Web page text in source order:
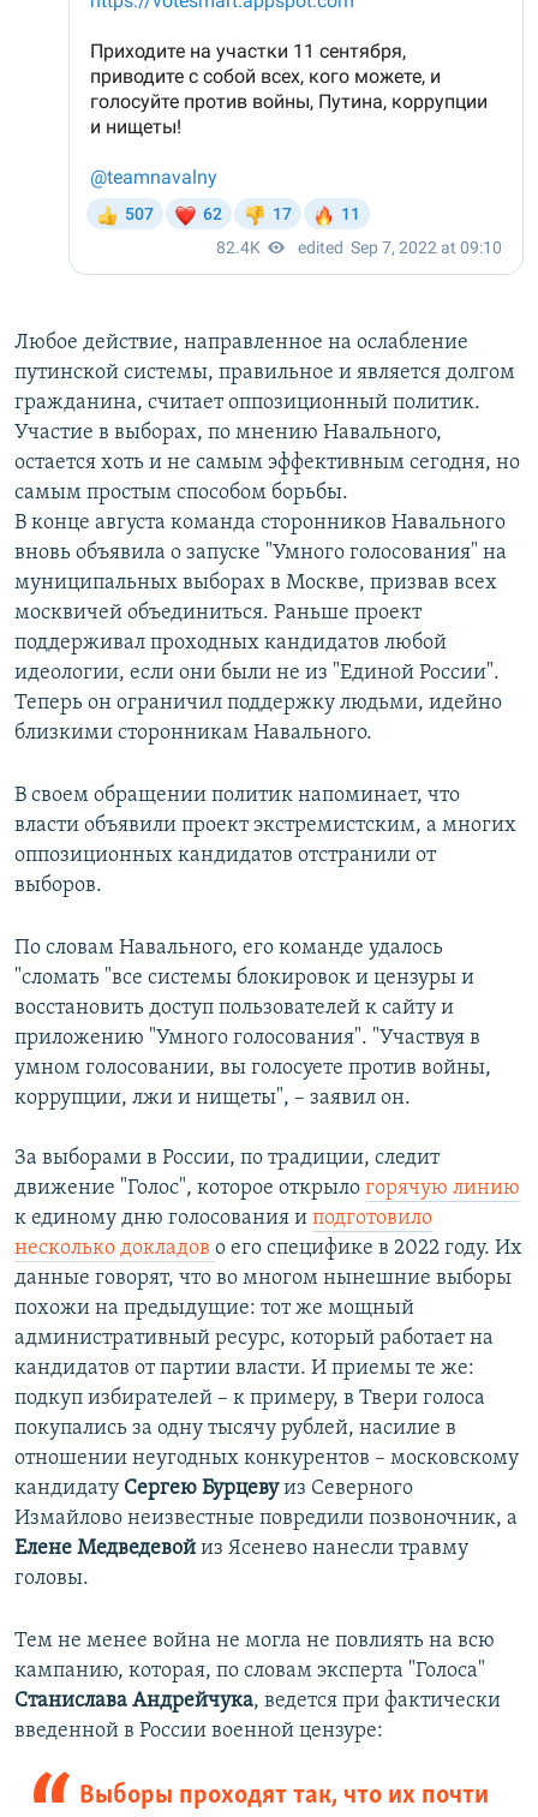
Любое действие, направленное на ослабление
путинской системы, правильное и является долгом
гражданина, считает оппозиционный политик.
Участие в выборах, по мнению Навального,
остается хоть и не самым эффективным сегодня, но
самым простым способом борьбы.
В конце августа команда сторонников Навального
вновь объявила о запуске "Умного голосования" на
муниципальных выборах в Москве, призвав всех
москвичей объединиться. Раньше проект
поддерживал проходных кандидатов любой
идеологии, если они были не из "Единой России".
Теперь он ограничил поддержку людьми, идейно
близкими сторонникам Навального.
В своем обращении политик напоминает, что
власти объявили проект экстремистским, а многих
оппозиционных кандидатов отстранили от
выборов.
По словам Навального, его команде удалось
"сломать "все системы блокировок и цензуры и
восстановить доступ пользователей к сайту и
приложению "Умного голосования". "Участвуя в
умном голосовании, вы голосуете против войны,
коррупции, лжи и нищеты", – заявил он.
За выборами в России, по традиции, следит
движение "Голос", которое открыло горячую линию
к единому дню голосования и подготовило
несколько докладов о его специфике в 2022 году. Их
данные говорят, что во многом нынешние выборы
похожи на предыдущие: тот же мощный
административный ресурс, который работает на
кандидатов от партии власти. И приемы те же:
подкуп избирателей – к примеру, в Твери голоса
покупались за одну тысячу рублей, насилие в
отношении неугодных конкурентов – московскому
кандидату Сергею Бурцевуиз Северного
Измайлово неизвестные повредили позвоночник, а
Елене Медведевой из Ясенево нанесли травму
головы.
Тем не менее война не могла не повлиять на всю
кампанию, которая, по словам эксперта "Голоса"
Станислава Андрейчука, ведется при фактически
введенной в России военной цензуре:
Выборы проходят так, что их почти